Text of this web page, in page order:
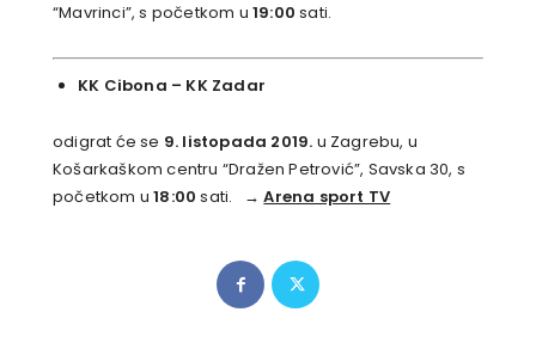
“Mavrinci”, s početkom u 19:00 sati.
KK Cibona – KK Zadar
odigrat će se 9. listopada 2019. u Zagrebu, u
Košarkaškom centru “Dražen Petrović”, Savska 30, s
početkom u18:00 sati. →Arena sport TV